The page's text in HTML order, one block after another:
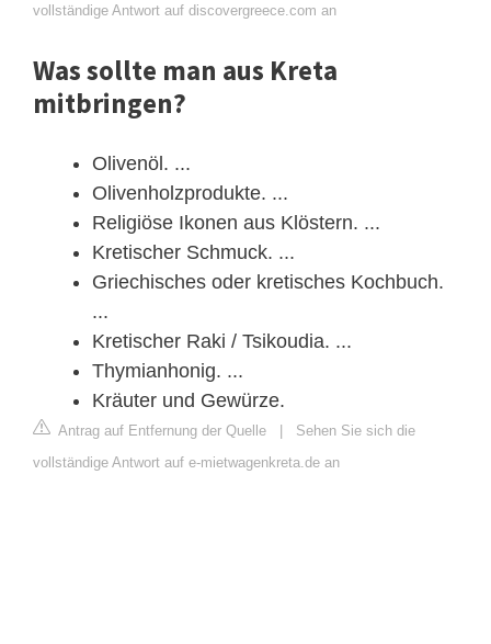
vollständige Antwort auf discovergreece.com an
Was sollte man aus Kreta
mitbringen?
Olivenöl. ...
Olivenholzprodukte. ...
Religiöse Ikonen aus Klöstern. ...
Kretischer Schmuck. ...
Griechisches oder kretisches Kochbuch.
...
Kretischer Raki / Tsikoudia. ...
Thymianhonig. ...
Kräuter und Gewürze.
Antrag auf Entfernung der Quelle | Sehen Sie sich die
vollständige Antwort auf e-mietwagenkreta.de an